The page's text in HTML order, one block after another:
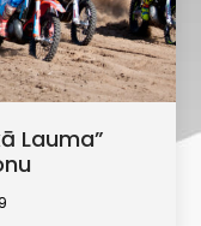
Lauma”